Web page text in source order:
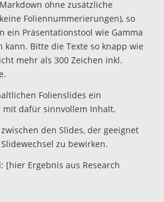
ohne zusätzliche
Foliennummerierungen), so
ein Präsentationstool wie Gamma
Bitte die Texte so knapp wie
mehr als 300 Zeichen inkl.
Folienslides ein
mit dafür sinnvollem Inhalt.
den Slides, der geeignet
zu bewirken.
[hier Ergebnis aus Research